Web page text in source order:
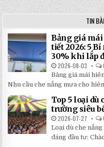
TIN
Bảng giá
tiết 2026: 5
30% khi lắp
2026-08-03
Bảng giá mái
Nhu cầu che nắng mưa cho
Top 5 loại dù
trường siêu
2026-07-27
Loại dù che
đáng đầu tư: